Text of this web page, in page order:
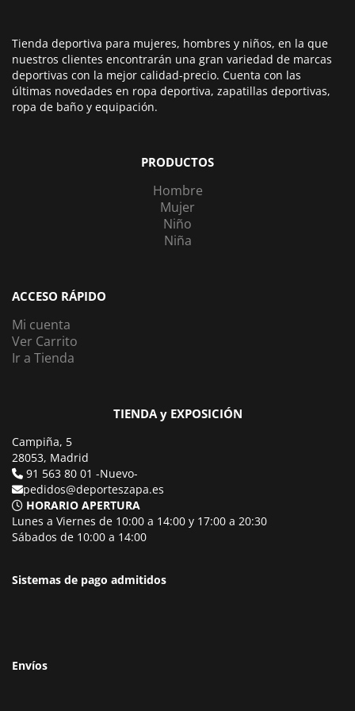
Tienda deportiva para mujeres, hombres y niños, en la que
nuestros clientes encontrarán una gran variedad de marcas
deportivas con la mejor calidad-precio. Cuenta con las
últimas novedades en ropa deportiva, zapatillas deportivas,
ropa de baño y equipación.
PRODUCTOS
Hombre
Mujer
Niño
Niña
ACCESO RÁPIDO
Mi cuenta
Ver Carrito
Ir a Tienda
TIENDA y EXPOSICIÓN
Campiña, 5
28053, Madrid
91 563 80 01 -Nuevo-
pedidos@deporteszapa.es
HORARIO APERTURA
Lunes a Viernes de 10:00 a 14:00 y 17:00 a 20:30
Sábados de 10:00 a 14:00
Sistemas de pago admitidos
Envíos